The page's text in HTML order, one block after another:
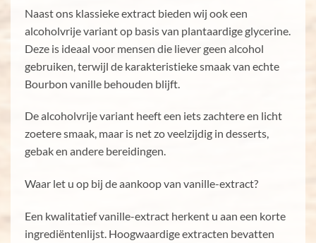
Naast ons klassieke extract bieden wij ook een
alcoholvrije variant op basis van plantaardige glycerine.
Deze is ideaal voor mensen die liever geen alcohol
gebruiken, terwijl de karakteristieke smaak van echte
Bourbon vanille behouden blijft.
De alcoholvrije variant heeft een iets zachtere en licht
zoetere smaak, maar is net zo veelzijdig in desserts,
gebak en andere bereidingen.
Waar let u op bij de aankoop van vanille-extract?
Een kwalitatief vanille-extract herkent u aan een korte
ingrediëntenlijst. Hoogwaardige extracten bevatten